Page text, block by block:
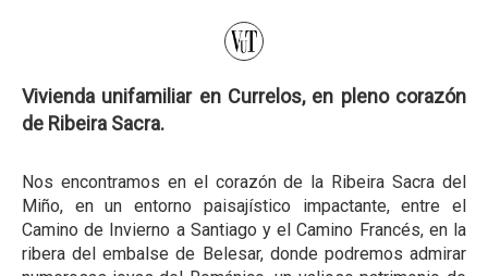
Vivienda unifamiliar en Currelos, en pleno corazón
de Ribeira Sacra.
Nos encontramos en el corazón de la Ribeira Sacra del
Miño, en un entorno paisajístico impactante, entre el
Camino de Invierno a Santiago y el Camino Francés, en la
ribera del embalse de Belesar, donde podremos admirar